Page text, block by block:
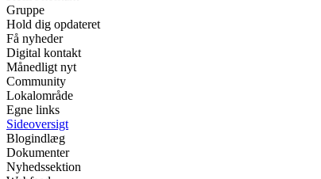
Gruppe
Hold dig opdateret
Få nyheder
Digital kontakt
Månedligt nyt
Community
Lokalområde
Egne links
Sideoversigt
Blogindlæg
Dokumenter
Nyhedssektion